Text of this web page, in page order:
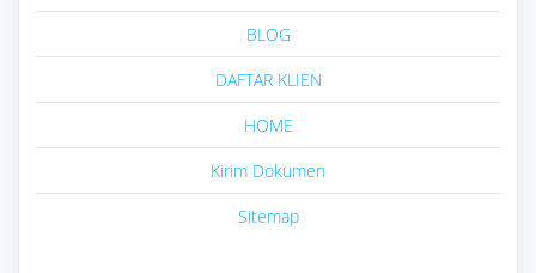
BLOG
DAFTAR KLIEN
HOME
Kirim Dokumen
Sitemap